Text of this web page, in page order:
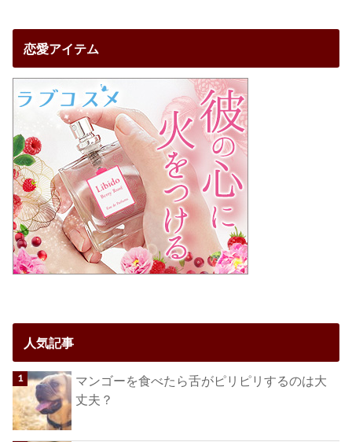
恋愛アイテム
人気記事
マンゴーを食べたら舌がピリピリするのは大
丈夫？